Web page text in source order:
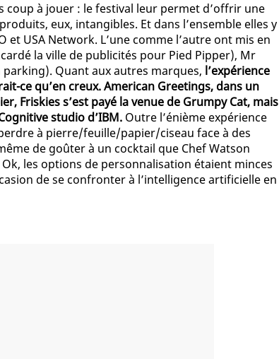
à jouer : le festival leur permet d’offrir une
eux, intangibles. Et dans l’ensemble elles y
USA Network. L’une comme l’autre ont mis en
la ville de publicités pour Pied Pipper), Mr
Quant aux autres marques, l’expérience
ce qu’en creux. American Greetings, dans un
Friskies s’est payé la venue de Grumpy Cat, mais
studio d’IBM. Outre l’énième expérience
à pierre/feuille/papier/ciseau face à des
de goûter à un cocktail que Chef Watson
les options de personnalisation étaient minces
de se confronter à l’intelligence artificielle en